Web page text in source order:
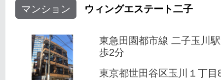
マンション ウィングエステート二子
東急田園都市線 二子玉川
歩2分
東京都世田谷区玉川１丁目